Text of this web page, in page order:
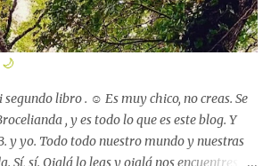
no alce los ojos al cielo y suspire de alivio:
decir a todos los ojos, muy bajito, casi con
todas las sombras se van ya ... Esa tarde —
para mí , siglos atrás...
libro . ☺️ Es muy chico, no creas. Se
, y es todo lo que es este blog. Y
y yo. Todo todo nuestro mundo y nuestras
Sí, sí. Ojalá lo leas y ojalá nos encuentres